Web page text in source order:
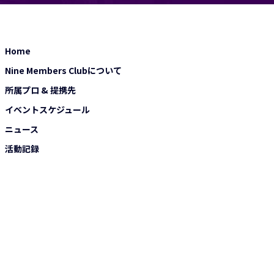
Home
Nine Members Clubについて
所属プロ & 提携先
イベントスケジュール
ニュース
活動記録